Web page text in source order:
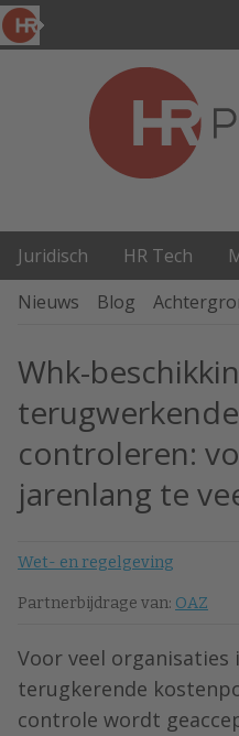
Juridisch HR Tech
Nieuws
Blog
Whk-
controleren:
jarenlang te
Wet- en regelgeving
Partnerbijdrage van: OAZ
Voor veel organisaties
terugkerende
controle wordt